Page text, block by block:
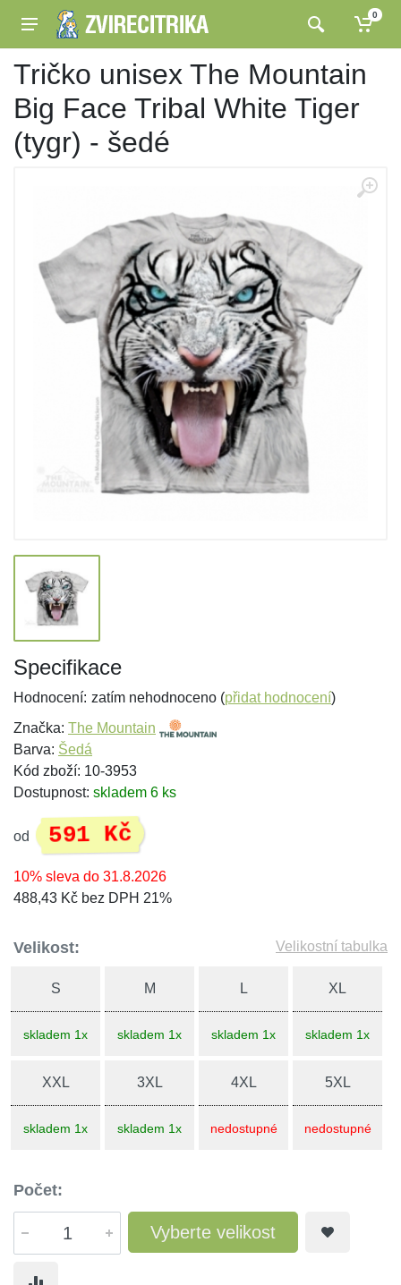
0
Tričko unisex The Mountain
Big Face Tribal White Tiger
(tygr) - šedé
Specifikace
Hodnocení: zatím nehodnoceno (přidat hodnocení)
Značka: The Mountain
Barva: Šedá
Kód zboží: 10-3953
Dostupnost: skladem 6 ks
od 591 Kč
10% sleva do 31.8.2026
488,43 Kč bez DPH 21%
Velikost: Velikostní tabulka
S
skladem 1x
M
skladem 1x
L
skladem 1x
XL
skladem 1x
XXL
skladem 1x
3XL
skladem 1x
4XL
nedostupné
5XL
nedostupné
Počet:
Vyberte velikost